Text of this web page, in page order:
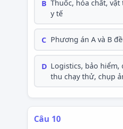
B Thuốc, hóa chất,
y tế
C Phương án A và B
D Logistics, bảo
thu chạy thử, chụp
Câu 10